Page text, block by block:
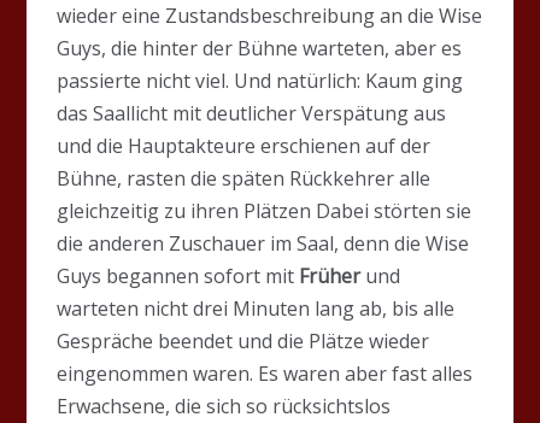
wieder eine Zustandsbeschreibung an die Wise
Guys, die hinter der Bühne warteten, aber es
passierte nicht viel. Und natürlich: Kaum ging
das Saallicht mit deutlicher Verspätung aus
und die Hauptakteure erschienen auf der
Bühne, rasten die späten Rückkehrer alle
gleichzeitig zu ihren Plätzen Dabei störten sie
die anderen Zuschauer im Saal, denn die Wise
Guys begannen sofort mit Früherund
warteten nicht drei Minuten lang ab, bis alle
Gespräche beendet und die Plätze wieder
eingenommen waren. Es waren aber fast alles
Erwachsene, die sich so rücksichtslos